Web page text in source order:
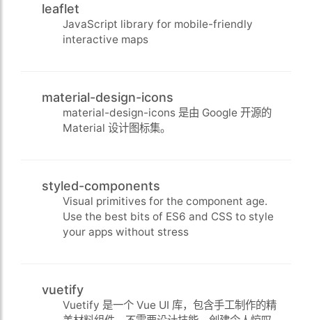
leaflet
JavaScript library for mobile-friendly
interactive maps
material-design-icons
material-design-icons 是由 Google 开源的
Material 设计图标集。
styled-components
Visual primitives for the component age.
Use the best bits of ES6 and CSS to style
your apps without stress
vuetify
Vuetify 是一个 Vue UI 库，包含手工制作的精